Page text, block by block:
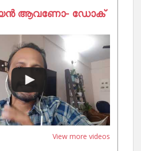
ആവണോ- ഡോക്
View more videos